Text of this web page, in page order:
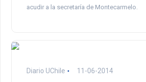
acudir a la secretaría de Montecarmelo.
Diario UChile 11-06-2014